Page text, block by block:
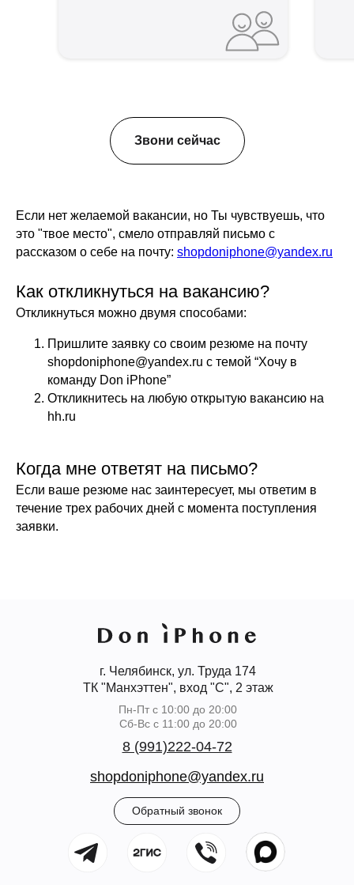
Звони сейчас
Если нет желаемой вакансии, но Ты чувствуешь, что
это "твое место", смело отправляй письмо с
рассказом о себе на почту: shopdoniphone@yandex.ru
Как откликнуться на вакансию?
Откликнуться можно двумя способами:
Пришлите заявку со своим резюме на почту
shopdoniphone@yandex.ru с темой “Хочу в
команду Don iPhone”
Откликнитесь на любую открытую вакансию на
hh.ru
Когда мне ответят на письмо?
Если ваше резюме нас заинтересует, мы ответим в
течение трех рабочих дней с момента поступления
заявки.
г. Челябинск, ул. Труда 174
ТК "Манхэттен", вход "С", 2 этаж
Пн-Пт с 10:00 до 20:00
Сб-Вс с 11:00 до 20:00
Обратный звонок
8 (991)222-04-72
shopdoniphone@yandex.ru